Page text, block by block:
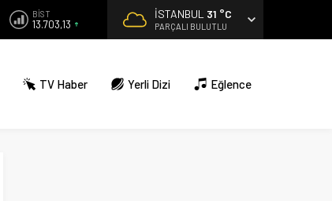
BİST
13.703,13
İSTANBUL 31 °C
PARÇALI BULUTLU
TV Haber Yerli Dizi Eğlence